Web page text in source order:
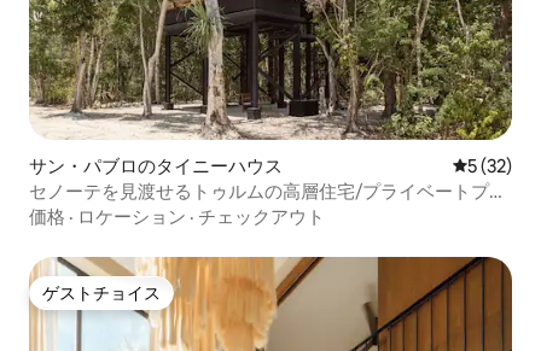
サン・パブロのタイニーハウス レビュー
5 (32)
セノーテを見渡せるトゥルムの高層住宅/プライベートプー
ル
価格 · ロケーション · チェックアウト
ゲストチョイス
ゲストチョイス